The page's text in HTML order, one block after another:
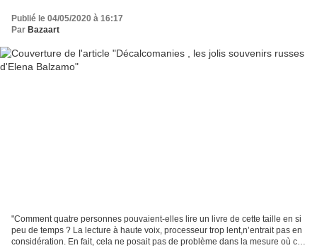
Publié le 04/05/2020 à 16:17
Par Bazaart
"Comment quatre personnes pouvaient-elles lire un livre de cette taille en si
peu de temps ? La lecture à haute voix, processeur trop lent,n’entrait pas en
considération. En fait, cela ne posait pas de problème dans la mesure où ce